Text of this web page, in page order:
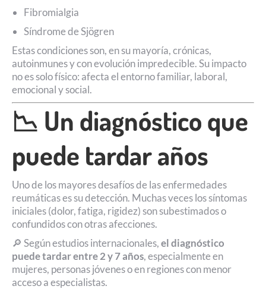
Fibromialgia
Síndrome de Sjögren
Estas condiciones son, en su mayoría, crónicas,
autoinmunes y con evolución impredecible. Su impacto
no es solo físico: afecta el entorno familiar, laboral,
emocional y social.
📉 Un diagnóstico que
puede tardar años
Uno de los mayores desafíos de las enfermedades
reumáticas es su detección. Muchas veces los síntomas
iniciales (dolor, fatiga, rigidez) son subestimados o
confundidos con otras afecciones.
🔎 Según estudios internacionales,el diagnóstico
puede tardar entre 2 y 7 años, especialmente en
mujeres, personas jóvenes o en regiones con menor
acceso a especialistas.